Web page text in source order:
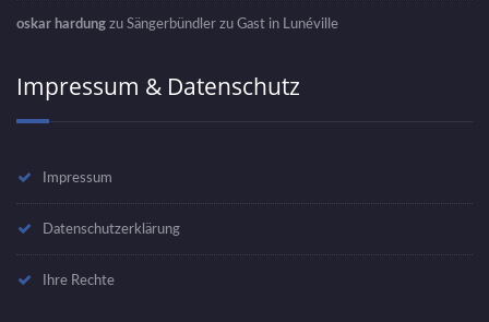
oskar hardung zu Sängerbündler zu Gast in Lunéville
Impressum & Datenschutz
Impressum
Datenschutzerklärung
Ihre Rechte